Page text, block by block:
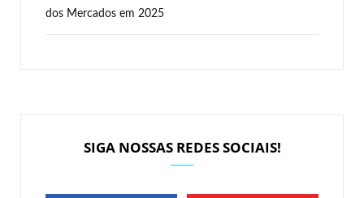
dos Mercados em 2025
SIGA NOSSAS REDES SOCIAIS!